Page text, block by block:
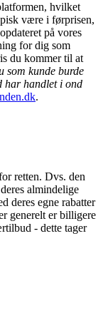
hvilket
være i førprisen,
på vores
for dig som
du kommer til at
som kunde burde
har handlet i ond
.
retten. Dvs. den
almindelige
deres egne rabatter
generelt er billigere
- dette tager